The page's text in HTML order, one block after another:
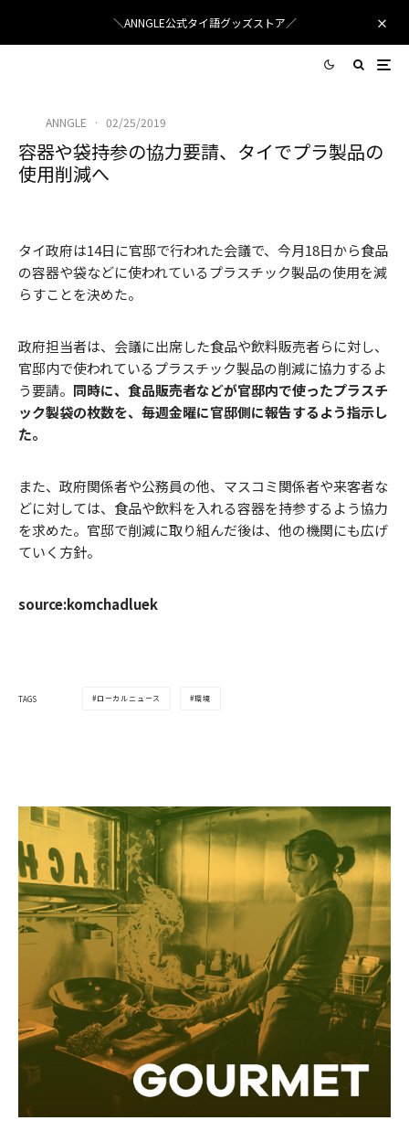
＼ANNGLE公式タイ語グッズストア／
ANNGLE · 02/25/2019
容器や袋持参の協力要請、タイでプラ製品の
使用削減へ
タイ政府は14日に官邸で行われた会議で、今月18日から食品
の容器や袋などに使われているプラスチック製品の使用を減
らすことを決めた。
政府担当者は、会議に出席した食品や飲料販売者らに対し、
官邸内で使われているプラスチック製品の削減に協力するよ
う要請。 同時に、食品販売者などが官邸内で使ったプラスチ
ック製袋の枚数を、毎週金曜に官邸側に報告するよう指示し
た。
また、政府関係者や公務員の他、マスコミ関係者や来客者な
どに対しては、食品や飲料を入れる容器を持参するよう協力
を求めた。官邸で削減に取り組んだ後は、他の機関にも広げ
ていく方針。
source:komchadluek
TAGS ローカルニュース 環境